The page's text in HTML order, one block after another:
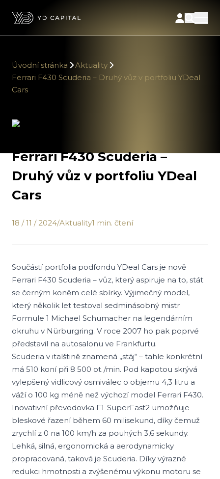
Úvodní stránka
Aktuality
Ferrari F430 Scuderia – Druhý vůz v portfoliu YDeal
Cars
Ferrari F430 Scuderia –
Druhý vůz v portfoliu YDeal
Cars
18 / 11 / 2024/Aktuality1 min. čtení
Součástí portfolia podfondu YDeal Cars je nově
Ferrari F430 Scuderia – vůz, který aspiruje na to, stát
se černým koněm celé sbírky. Výjimečný model,
který několik let testoval sedminásobný mistr
Formule 1 Michael Schumacher na legendárním
okruhu v Nürburgring. V roce 2007 ho pak poprvé
představil na autosalonu ve Frankfurtu.
Scuderia v italštině znamená „stáj“ – tahle konkrétní
má 510 koní při 8 500 ot./min. Pod kapotou skrývá
vylepšený vidlicový osmiválec o objemu 4,3 litru a
váží o 100 kg méně než výchozí model Ferrari F430.
Inovativní převodovka F1-SuperFast2 umožňuje
bleskové řazení během 60 milisekund, díky čemuž
zrychlí z 0 na 100 km/h za pouhých 3,6 sekundy.
Lehká, silná, ergonomická a aerodynamicky
propracovaná, taková je Scuderia. Díky výrazné
redukci hmotnosti a zvýšenému výkonu motoru se